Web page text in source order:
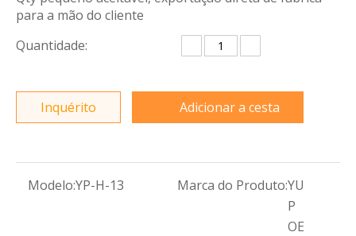
para a mão do cliente
Quantidade:
Inquérito Adicionar a cesta
Modelo:YP-H-13 Marca do Produto:YU
P
OE